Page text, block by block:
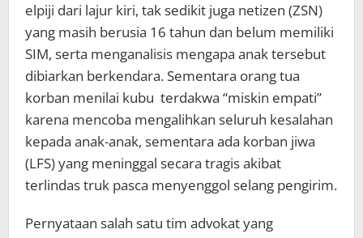
elpiji dari lajur kiri, tak sedikit juga netizen (ZSN)
yang masih berusia 16 tahun dan belum memiliki
SIM, serta menganalisis mengapa anak tersebut
dibiarkan berkendara. Sementara orang tua
korban menilai kubu terdakwa “miskin empati”
karena mencoba mengalihkan seluruh kesalahan
kepada anak-anak, sementara ada korban jiwa
(LFS) yang meninggal secara tragis akibat
terlindas truk pasca menyenggol selang pengirim.
Pernyataan salah satu tim advokat yang